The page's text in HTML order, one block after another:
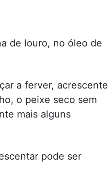
de louro, no óleo de
a ferver, acrescente
o peixe seco sem
mais alguns
pode ser